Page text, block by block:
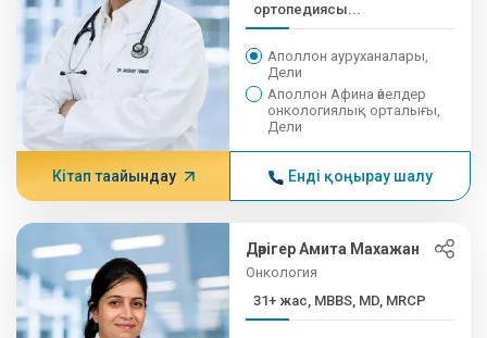
ортопедиясы...
Аполлон ауруханалары,
Дели
Аполлон Афина әйелдер
онкологиялық орталығы,
Дели
Кітап тағайындау Енді қоңырау шалу
Дәрігер Амита Махажан
Онкология
31+ жас, MBBS, MD, MRCP